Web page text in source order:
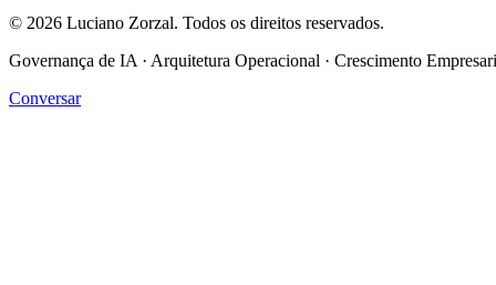
© 2026 Luciano Zorzal. Todos os direitos reservados.
Governança de IA · Arquitetura Operacional · Crescimento
Conversar